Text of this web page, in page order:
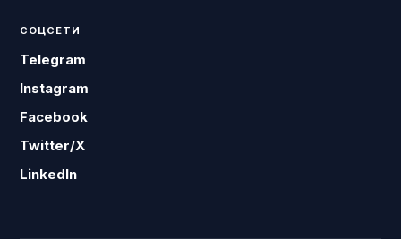
СОЦСЕТИ
Telegram
Instagram
Facebook
Twitter/X
LinkedIn